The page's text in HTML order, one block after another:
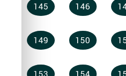
145 146
149 150